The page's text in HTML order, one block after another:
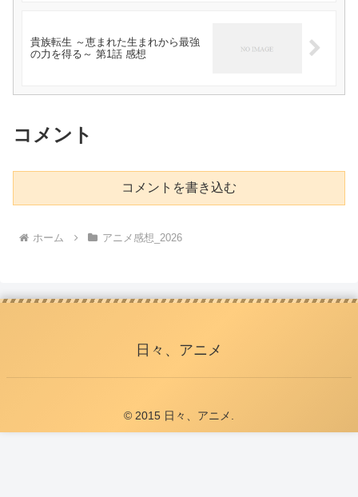
貴族転生 ～恵まれた生まれから最強
の力を得る～ 第1話 感想
コメント
コメントを書き込む
ホーム アニメ感想_2026
日々、アニメ
© 2015 日々、アニメ.